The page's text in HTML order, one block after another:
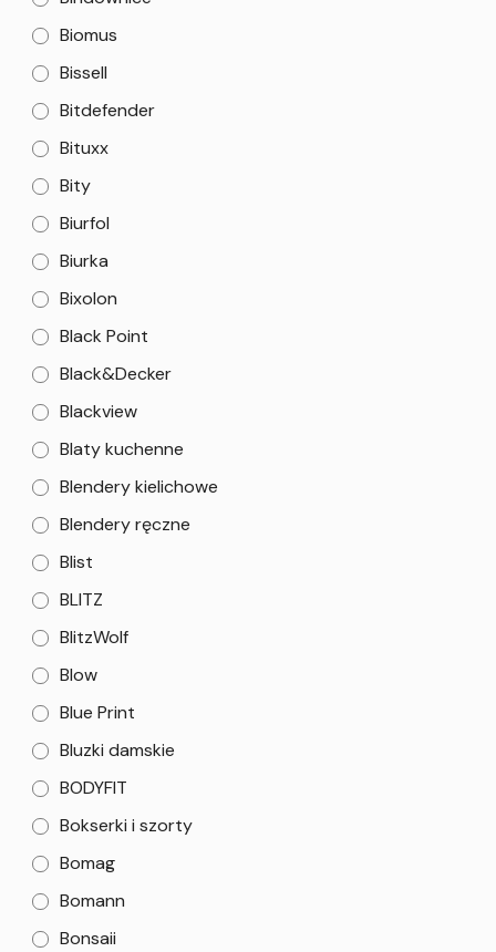
Biomus
Bissell
Bitdefender
Bituxx
Bity
Biurfol
Biurka
Bixolon
Black Point
Black&Decker
Blackview
Blaty kuchenne
Blendery kielichowe
Blendery ręczne
Blist
BLITZ
BlitzWolf
Blow
Blue Print
Bluzki damskie
BODYFIT
Bokserki i szorty
Bomag
Bomann
Bonsaii